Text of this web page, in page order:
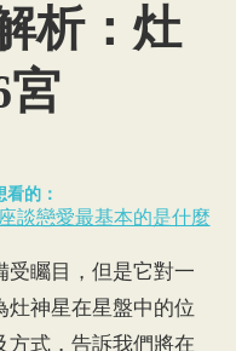
析：灶
宮
看的：
談戀愛最基本的是什麼
矚目，但是它對一
灶神星在星盤中的位
方式，告訴我們將在